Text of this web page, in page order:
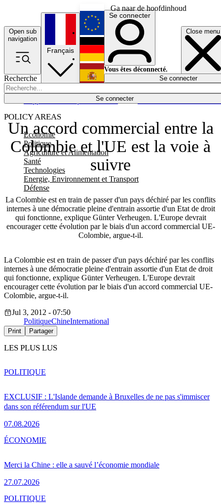
Ga naar de hoofdinhoud
Open sub
navigation
Close menu
Recherche
Se connecter
POLICY AREAS
Economie
Politique
Agriculture et Alimentation
Santé
Technologies
Energie, Environnement et Transport
Défense
Économie
Français
English
Deutsch
Español
Se connecter
Vous êtes déconnecté.
Se connecter
Un accord commercial entre la
Colombie et l'UE est la voie à
suivre
La Colombie est en train de passer d'un pays déchiré par les conflits
internes à une démocratie pleine d'entrain assortie d'un Etat de droit
qui fonctionne, explique Günter Verheugen. L'Europe devrait
encourager cette évolution par le biais d'un accord commercial UE-
Colombie, argue-t-il.
La Colombie est en train de passer d'un pays déchiré par les conflits
internes à une démocratie pleine d'entrain assortie d'un Etat de droit
qui fonctionne, explique Günter Verheugen. L'Europe devrait
encourager cette évolution par le biais d'un accord commercial UE-
Colombie, argue-t-il.
Jul 3, 2012 - 07:50
PolitiqueChineInternational
Print Partager
LES PLUS LUS
EXCLUSIF : L'Islande demande à Bruxelles de ne pas s'immiscer
dans son référendum sur l'UE
07.08.2026
POLITIQUE
Merci la Chine : elle a sauvé l’économie mondiale
27.07.2026
ÉCONOMIE
POLITIQUE